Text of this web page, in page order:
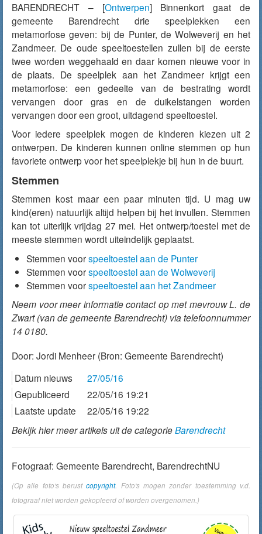
BARENDRECHT – [Ontwerpen] Binnenkort gaat de
gemeente Barendrecht drie speelplekken een
metamorfose geven: bij de Punter, de Wolweverij en het
Zandmeer. De oude speeltoestellen zullen bij de eerste
twee worden weggehaald en daar komen nieuwe voor in
de plaats. De speelplek aan het Zandmeer krijgt een
metamorfose: een gedeelte van de bestrating wordt
vervangen door gras en de duikelstangen worden
vervangen door een groot, uitdagend speeltoestel.
Voor iedere speelplek mogen de kinderen kiezen uit 2
ontwerpen. De kinderen kunnen online stemmen op hun
favoriete ontwerp voor het speelplekje bij hun in de buurt.
Stemmen
Stemmen kost maar een paar minuten tijd. U mag uw
kind(eren) natuurlijk altijd helpen bij het invullen. Stemmen
kan tot uiterlijk vrijdag 27 mei. Het ontwerp/toestel met de
meeste stemmen wordt uiteindelijk geplaatst.
Stemmen voorspeeltoestel aan de Punter
Stemmen voorspeeltoestel aan de Wolweverij
Stemmen voorspeeltoestel aan het Zandmeer
Neem voor meer informatie contact op met mevrouw L. de
Zwart (van de gemeente Barendrecht) via telefoonnummer
14 0180.
Door: Jordi Menheer (Bron: Gemeente Barendrecht)
Datum nieuws
27/05/16
Gepubliceerd
22/05/16 19:21
Laatste update
22/05/16 19:22
Bekijk hier meer artikels uit de categorieBarendrecht
Fotograaf: Gemeente Barendrecht, BarendrechtNU
(Op alle foto's berustcopyright. Foto's mogen zonder toestemming v.d.
fotograaf niet worden gekopieerd of worden overgenomen.)